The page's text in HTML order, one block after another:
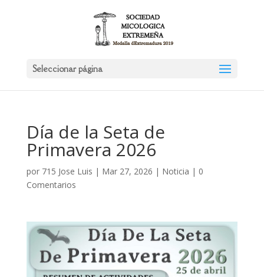
Seleccionar página
Día de la Seta de
Primavera 2026
por 715 Jose Luis | Mar 27, 2026 | Noticia | 0
Comentarios